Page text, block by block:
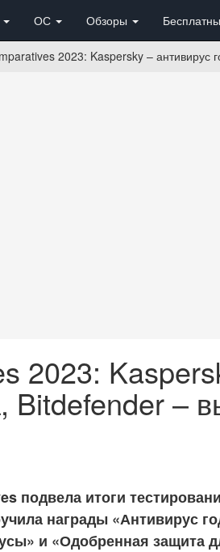
ОС Обзоры
2023: Kaspersky –
2023:
Bitdefender –
подвела итоги
награды «Антивирус
и «Одобренная защита